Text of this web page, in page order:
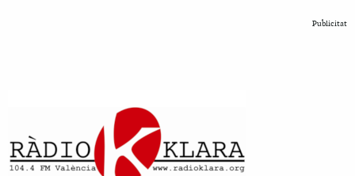
Publicitat